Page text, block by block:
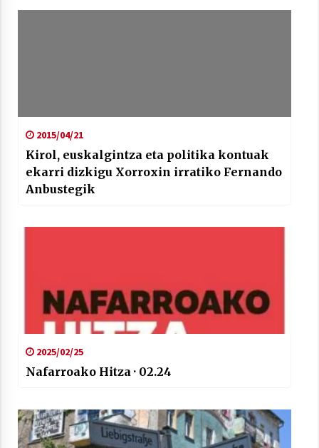
2015/04/21
Kirol, euskalgintza eta politika kontuak
ekarri dizkigu Xorroxin irratiko Fernando
Anbustegik
2025/02/25
Nafarroako Hitza · 02.24